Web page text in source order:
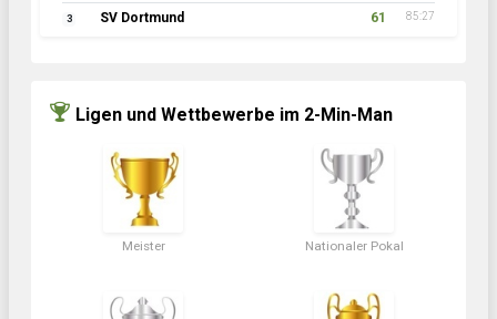
3 SV Dortmund 61 85:27
Ligen und Wettbewerbe im 2-Min-Man
Meister Nationaler Pokal